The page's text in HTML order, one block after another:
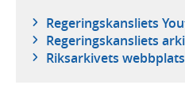
Regeringskansliets
Regeringskansliets
Riksarkivets webbplats